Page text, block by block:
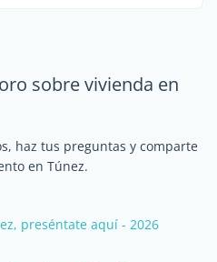
sobre vivienda en
haz tus preguntas y comparte
en Túnez.
preséntate aquí - 2026